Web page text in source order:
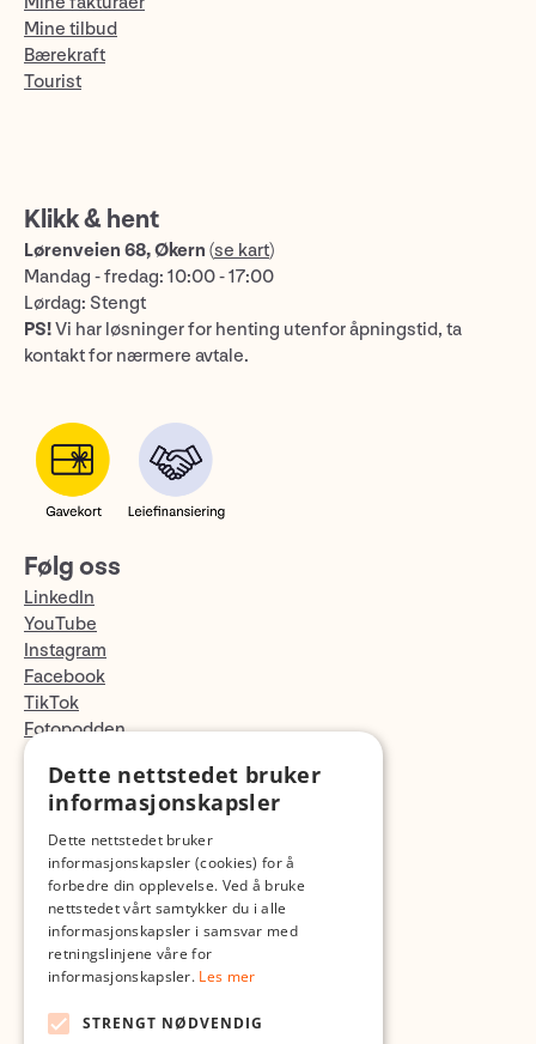
Mine tilbud
Bærekraft
Tourist
Klikk & hent
Lørenveien 68, Økern (se kart)
Mandag - fredag: 10:00 - 17:00
Lørdag: Stengt
PS!Vi har løsninger for henting utenfor åpningstid, ta
kontakt for nærmere avtale.
Følg oss
LinkedIn
YouTube
Instagram
Facebook
TikTok
Fotopodden
Med forbehold om skrive- og lagerfeil
Dette nettstedet bruker
informasjonskapsler
Dette nettstedet bruker
informasjonskapsler (cookies) for å
forbedre din opplevelse. Ved å bruke
nettstedet vårt samtykker du i alle
informasjonskapsler i samsvar med
retningslinjene våre for
informasjonskapsler. Les mer
STRENGT NØDVENDIG